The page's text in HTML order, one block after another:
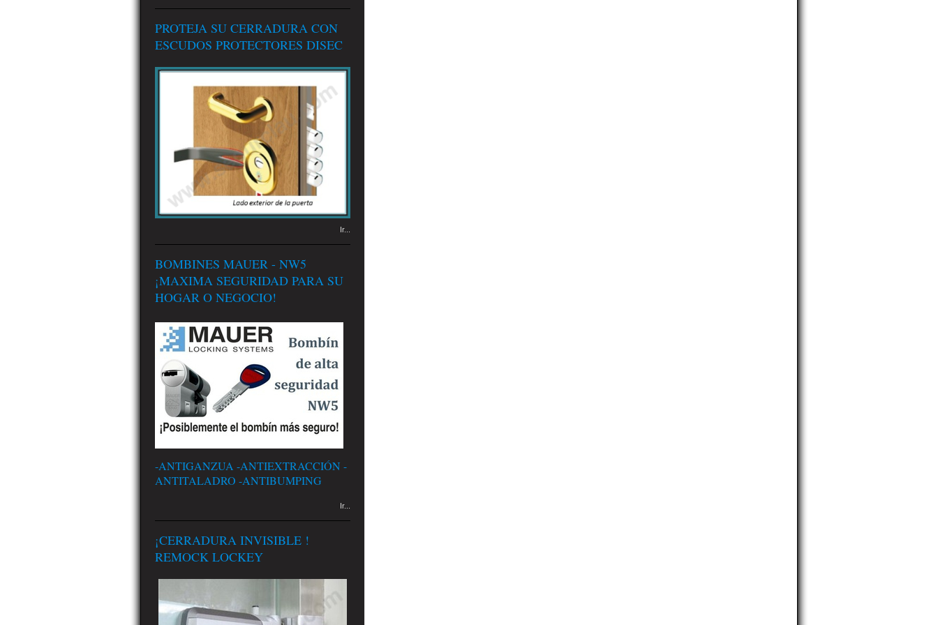
PROTEJA SU CERRADURA CON
ESCUDOS PROTECTORES DISEC
Ir...
BOMBINES MAUER - NW5
¡MAXIMA SEGURIDAD PARA SU
HOGAR O NEGOCIO!
-ANTIGANZUA -ANTIEXTRACCIÓN -
ANTITALADRO -ANTIBUMPING
Ir...
¡CERRADURA INVISIBLE !
REMOCK LOCKEY